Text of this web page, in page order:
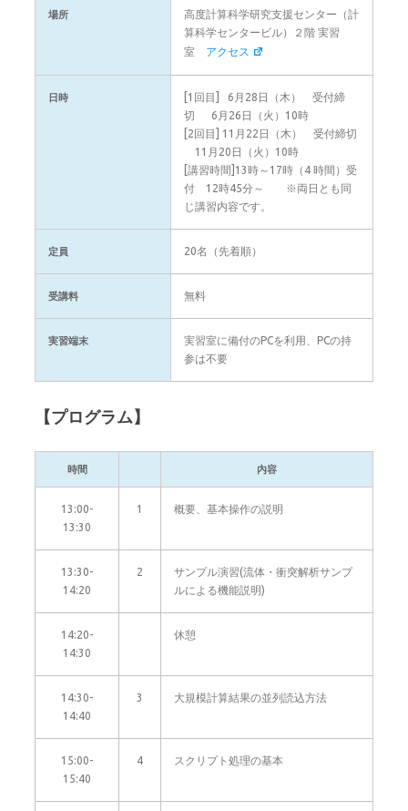
場所
高度計算科学研究支援センター（計
算科学センタービル）２階 実習
室 アクセス
日時
[1回目] 6月28日（木） 受付締
切 6月26日（火）10時
[2回目] 11月22日（木） 受付締切
11月20日（火）10時
[講習時間]13時～17時（4 時間）受
付 12時45分～ ※両日とも同
じ講習内容です。
定員 20名（先着順）
受講料 無料
実習端末
実習室に備付のPCを利用、PCの持
参は不要
【プログラム】
時間 内容
13:00-
13:30
1 概要、基本操作の説明
13:30-
14:20
2
サンプル演習(流体・衝突解析サンプ
ルによる機能説明)
14:20-
14:30
休憩
14:30-
14:40
3 大規模計算結果の並列読込方法
15:00-
15:40
4 スクリプト処理の基本